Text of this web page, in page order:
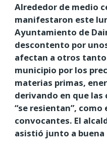
Alrededor de medio
manifestaron este
Ayuntamiento de
descontento por
afectan a otros
municipio por los
materias primas,
derivando en que las
“se resientan”, como
convocantes. El
asistió junto a buena